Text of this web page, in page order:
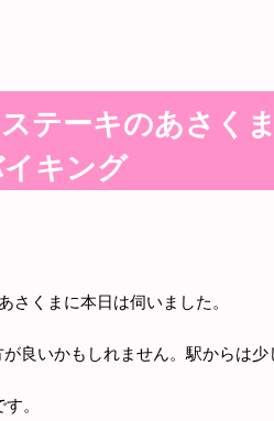
ステーキのあさく
キング
さくまに本日は伺いました。
良いかもしれません。駅からは少
。